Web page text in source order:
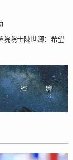
院院士陳世卿：希望